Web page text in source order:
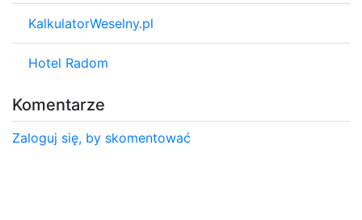
KalkulatorWeselny.pl
Hotel Radom
Komentarze
Zaloguj się, by skomentować